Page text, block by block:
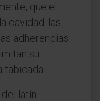
que el
cavidad: las
adherencias
su
tabicada.
latín